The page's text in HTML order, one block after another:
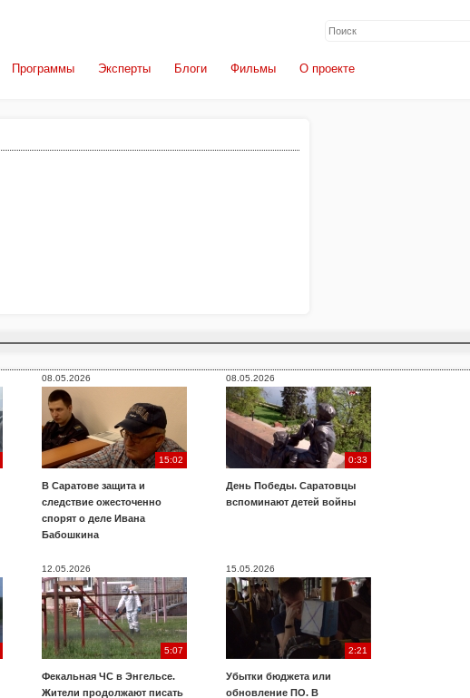
Программы Эксперты Блоги Фильмы О проекте
08.05.2026
15:02
В Саратове защита и
следствие ожесточенно
спорят о деле Ивана
Бабошкина
08.05.2026
0:33
День Победы. Саратовцы
вспоминают детей войны
12.05.2026
5:07
Фекальная ЧС в Энгельсе.
Жители продолжают писать
15.05.2026
2:21
Убытки бюджета или
обновление ПО. В